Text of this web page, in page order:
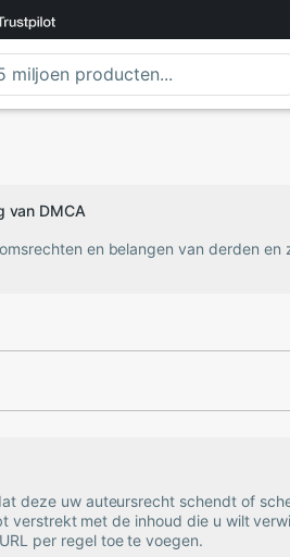
van DMCA
en belangen van derden en
deze uw auteursrecht schendt of
verstrekt met de inhoud die u wilt
per regel toe te voegen.